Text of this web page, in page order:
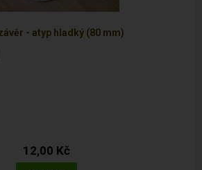
- atyp hladký (80 mm)
12,00 Kč